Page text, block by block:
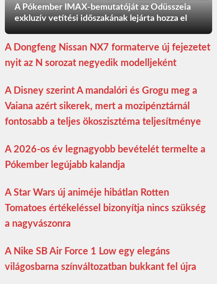
A Pókember IMAX-bemutatóját az Odüsszeia
exkluzív vetítési időszakának lejárta hozza el
A Dongfeng Nissan NX7 formaterve új fejezetet
nyit az N sorozat negyedik modelljeként
A Disney szerint A mandalóri és Grogu meg a
Vaiana azért sikerek, mert a mozipénztárnál
fontosabb a teljes ökoszisztéma teljesítménye
A 2026-os év legnagyobb bevételét termelte a
Pókember legújabb kalandja
A Star Wars új animéje hibátlan Rotten
Tomatoes értékeléssel bizonyítja nincs szükség
a nagyvászonra
A Nike SB Air Force 1 Low egy elegáns
világosbarna színváltozatban bukkant fel újra